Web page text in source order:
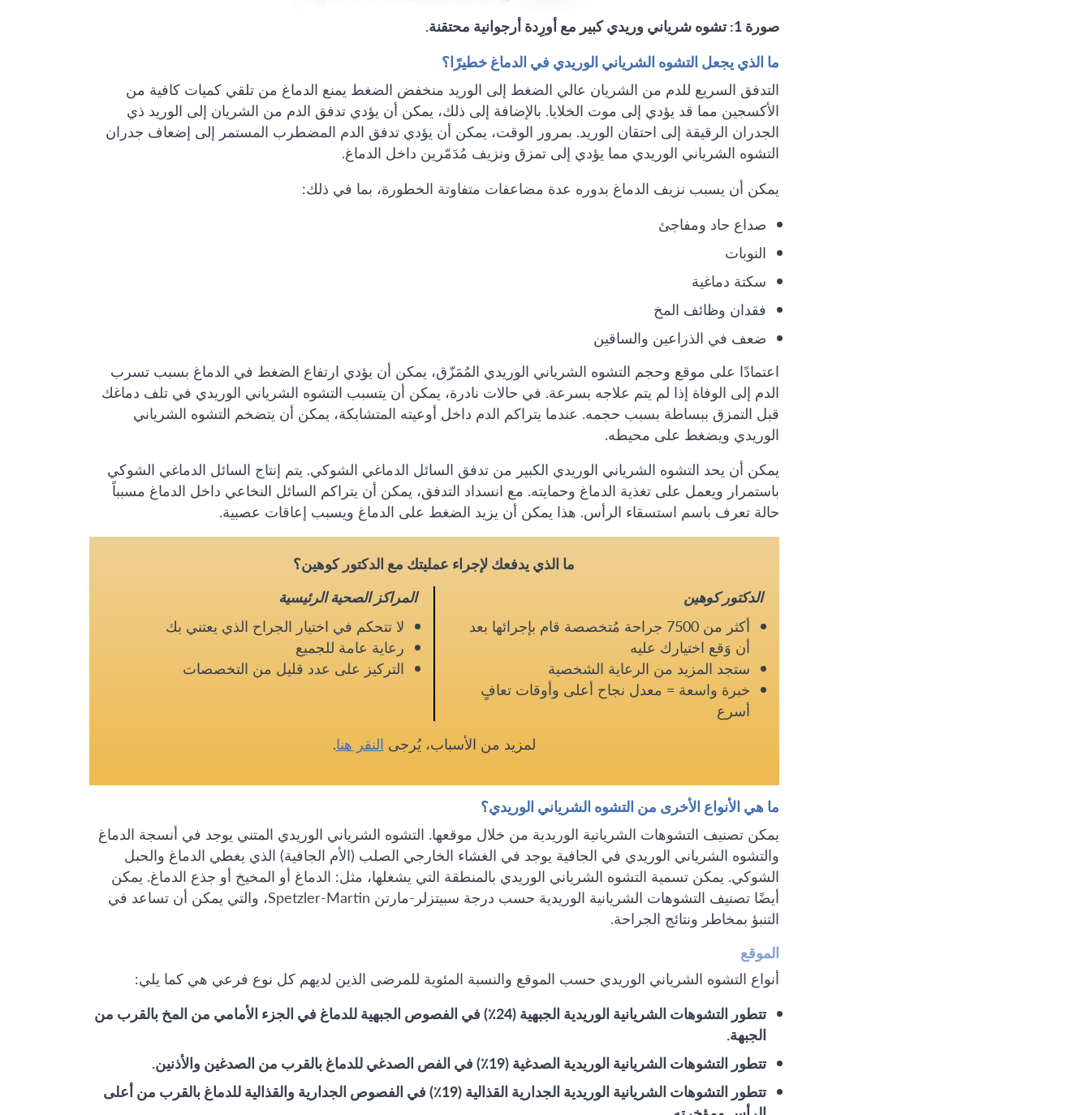
صورة 1: تشوه شرياني وريدي كبير مع أورِدة أرجوانية محتقنة.
ما الذي يجعل التشوه الشرياني الوريدي في الدماغ خطيرًا؟
التدفق السريع للدم من الشريان عالي الضغط إلى الوريد منخفض الضغط يمنع الدماغ من تلقي كميات كافية من
الأكسجين مما قد يؤدي إلى موت الخلايا. بالإضافة إلى ذلك، يمكن أن يؤدي تدفق الدم من الشريان إلى الوريد ذي
الجدران الرقيقة إلى احتقان الوريد. بمرور الوقت، يمكن أن يؤدي تدفق الدم المضطرب المستمر إلى إضعاف جدران
التشوه الشرياني الوريدي مما يؤدي إلى تمزق ونزيف مُدَمّرين داخل الدماغ.
يمكن أن يسبب نزيف الدماغ بدوره عدة مضاعفات متفاوتة الخطورة، بما في ذلك:
صداع حاد ومفاجئ
النوبات
سكتة دماغية
فقدان وظائف المخ
ضعف في الذراعين والساقين
اعتمادًا على موقع وحجم التشوه الشرياني الوريدي المُمَزّق، يمكن أن يؤدي ارتفاع الضغط في الدماغ بسبب تسرب
الدم إلى الوفاة إذا لم يتم علاجه بسرعة. في حالات نادرة، يمكن أن يتسبب التشوه الشرياني الوريدي في تلف دماغك
قبل التمزق ببساطة بسبب حجمه. عندما يتراكم الدم داخل أوعيته المتشابكة، يمكن أن يتضخم التشوه الشرياني
الوريدي ويضغط على محيطه.
يمكن أن يحد التشوه الشرياني الوريدي الكبير من تدفق السائل الدماغي الشوكي. يتم إنتاج السائل الدماغي الشوكي
باستمرار ويعمل على تغذية الدماغ وحمايته. مع انسداد التدفق، يمكن أن يتراكم السائل النخاعي داخل الدماغ مسبباً
حالة تعرف باسم استسقاء الرأس. هذا يمكن أن يزيد الضغط على الدماغ ويسبب إعاقات عصبية.
ما الذي يدفعك لإجراء عمليتك مع الدكتور كوهين؟
الدكتور كوهين
أكثر من 7500 جراحة مُتخصصة قام بإجرائها بعد
أن وَقع اختيارك عليه
ستجد المزيد من الرعاية الشخصية
خبرة واسعة = معدل نجاح أعلى وأوقات تعافٍ
أسرع
المراكز الصحية الرئيسية
لا تتحكم في اختيار الجراح الذي يعتني بك
رعاية عامة للجميع
التركيز على عدد قليل من التخصصات
لمزيد من الأسباب، يُرجى النقر هنا.
ما هي الأنواع الأخرى من التشوه الشرياني الوريدي؟
يمكن تصنيف التشوهات الشريانية الوريدية من خلال موقعها. التشوه الشرياني الوريدي المتني يوجد في أنسجة الدماغ
والتشوه الشرياني الوريدي في الجافية يوجد في الغشاء الخارجي الصلب (الأم الجافية) الذي يغطي الدماغ والحبل
الشوكي. يمكن تسمية التشوه الشرياني الوريدي بالمنطقة التي يشغلها، مثل: الدماغ أو المخيخ أو جذع الدماغ. يمكن
أيضًا تصنيف التشوهات الشريانية الوريدية حسب درجة سبيتزلر-مارتن Spetzler-Martin، والتي يمكن أن تساعد في
التنبؤ بمخاطر ونتائج الجراحة.
الموقع
أنواع التشوه الشرياني الوريدي حسب الموقع والنسبة المئوية للمرضى الذين لديهم كل نوع فرعي هي كما يلي:
تتطور التشوهات الشريانية الوريدية الجبهية (24٪) في الفصوص الجبهية للدماغ في الجزء الأمامي من المخ بالقرب من
الجبهة.
تتطور التشوهات الشريانية الوريدية الصدغية (19٪) في الفص الصدغي للدماغ بالقرب من الصدغين والأذنين.
تتطور التشوهات الشريانية الوريدية الجدارية القذالية (19٪) في الفصوص الجدارية والقذالية للدماغ بالقرب من أعلى